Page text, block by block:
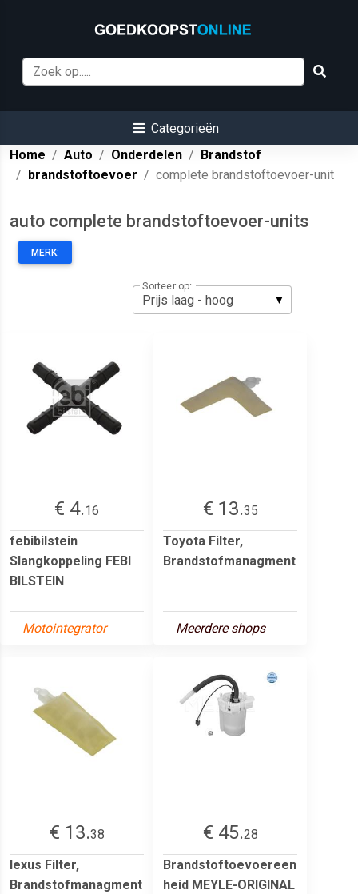
Categorieën
Home
Auto Onderdelen
Brandstof
brandstoftoevoer
complete brandstoftoevoer-unit
auto complete brandstoftoevoer-units
MERK:
Sorteer op:
€ 4.16
febibilstein
Slangkoppeling FEBI
BILSTEIN
Motointegrator
€ 13.35
Toyota Filter,
Brandstofmanagment
Meerdere shops
€ 13.38
lexus Filter,
Brandstofmanagment
€ 45.28
Brandstoftoevoereen
heid MEYLE-ORIGINAL